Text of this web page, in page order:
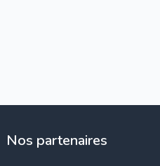
Nos partenaires